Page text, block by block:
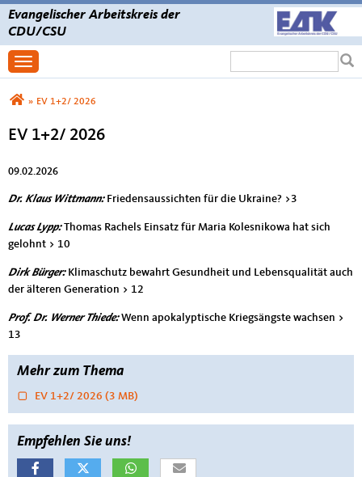
Evangelischer Arbeitskreis der
CDU/CSU
Toggle navigation
Sie sind hier
» EV 1+2/ 2026
EV 1+2/ 2026
09.02.2026
Dr. Klaus Wittmann: Friedensaussichten für die Ukraine? >3
Lucas Lypp:Thomas Rachels Einsatz für Maria Kolesnikowa hat sich
gelohnt > 10
Dirk Bürger: Klimaschutz bewahrt Gesundheit und Lebensqualität auch
der älteren Generation > 12
Prof. Dr. Werner Thiede:Wenn apokalyptische Kriegsängste wachsen >
13
Mehr zum Thema
EV 1+2/ 2026 (3 MB)
Empfehlen Sie uns!